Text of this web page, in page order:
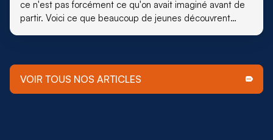
ce n'est pas forcément ce qu'on avait imaginé avant de
partir. Voici ce que beaucoup de jeunes découvrent
VOIR TOUS NOS ARTICLES